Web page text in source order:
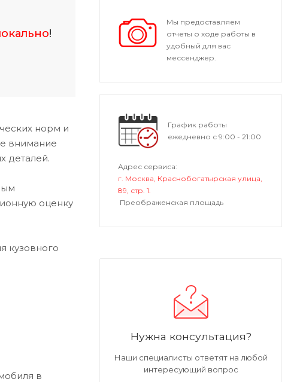
!
норм и
внимание
деталей.
оценку
кузовного
в
Мы предоставляем
отчеты о ходе работы в
удобный для вас
мессенджер.
График работы
ежедневно с 9:00 - 21:00
Адрес сервиса:
г. Москва, Краснобогатырская улица,
89, стр. 1.
Преображенская площадь
Нужна консультация?
Наши специалисты ответят на любой
интересующий вопрос